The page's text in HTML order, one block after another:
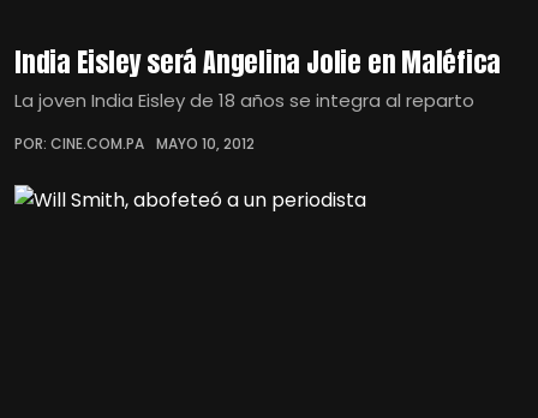
India Eisley será Angelina Jolie en Maléfica
La joven India Eisley de 18 años se integra al reparto
POR: CINE.COM.PA MAYO 10, 2012